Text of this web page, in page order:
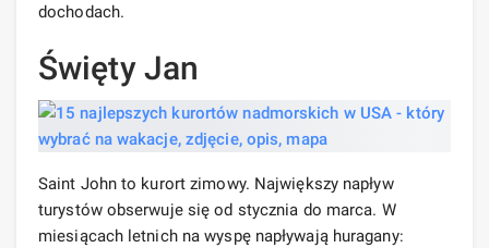
dochodach.
Święty Jan
Saint John to kurort zimowy. Największy napływ
turystów obserwuje się od stycznia do marca. W
miesiącach letnich na wyspę napływają huragany: